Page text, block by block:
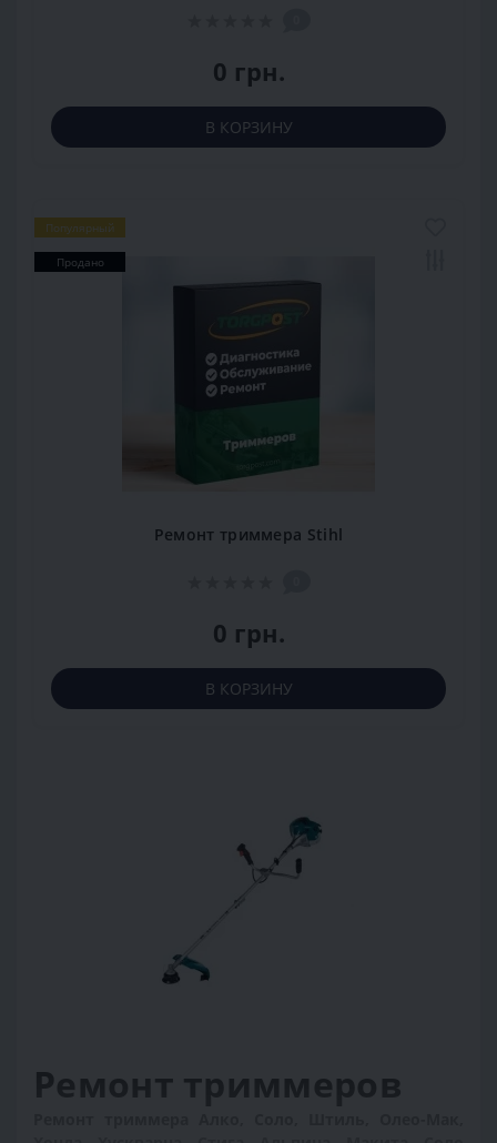
0 грн.
В КОРЗИНУ
Популярный
Продано
Ремонт триммера Stihl
0 грн.
В КОРЗИНУ
Ремонт триммеров